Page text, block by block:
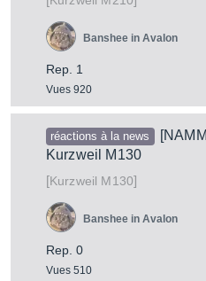
Rep. 1
Vues 920
Banshee in Avalon
réactions à la news
Kurzweil M130
[Kurzweil M130]
Rep. 0
Vues 510
Banshee in Avalon